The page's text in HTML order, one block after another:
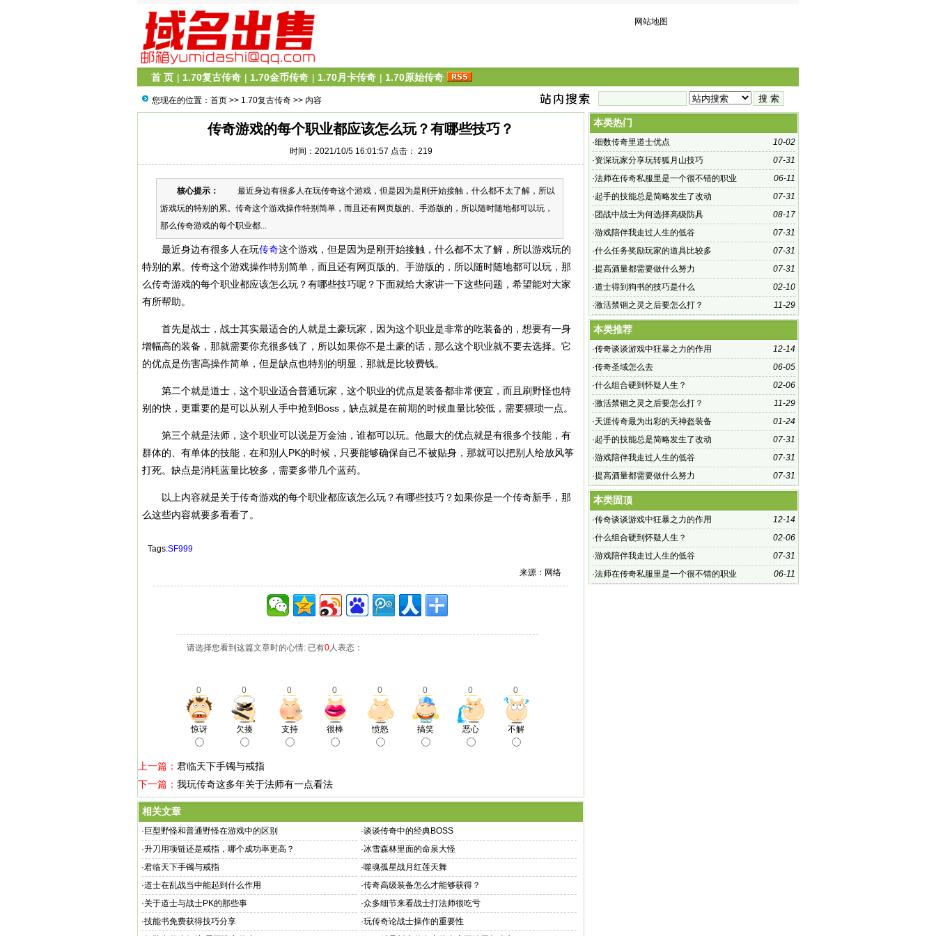
网站地图
首 页 | 1.70复古传奇 | 1.70金币传奇 | 1.70月卡传奇 | 1.70原始传奇
您现在的位置： 首页 >> 1.70复古传奇 >> 内容
传奇游戏的每个职业都应该怎么玩？有哪些技巧？
时间：2021/10/5 16:01:57 点击： 219
核心提示：
最近身边有很多人在玩传奇这个游戏，但是因为是刚开始接触，什么都不太了解，所以
游戏玩的特别的累。传奇这个游戏操作特别简单，而且还有网页版的、手游版的，所以随时随地都可以玩，
那么传奇游戏的每个职业都...
最近身边有很多人在玩传奇这个游戏，但是因为是刚开始接触，什么都不太了解，所以游戏玩的
特别的累。传奇这个游戏操作特别简单，而且还有网页版的、手游版的，所以随时随地都可以玩，那
么传奇游戏的每个职业都应该怎么玩？有哪些技巧呢？下面就给大家讲一下这些问题，希望能对大家
有所帮助。
首先是战士，战士其实最适合的人就是土豪玩家，因为这个职业是非常的吃装备的，想要有一身
增幅高的装备，那就需要你充很多钱了，所以如果你不是土豪的话，那么这个职业就不要去选择。它
的优点是伤害高操作简单，但是缺点也特别的明显，那就是比较费钱。
第二个就是道士，这个职业适合普通玩家，这个职业的优点是装备都非常便宜，而且刷野怪也特
别的快，更重要的是可以从别人手中抢到Boss，缺点就是在前期的时候血量比较低，需要猥琐一点。
第三个就是法师，这个职业可以说是万金油，谁都可以玩。他最大的优点就是有很多个技能，有
群体的、有单体的技能，在和别人PK的时候，只要能够确保自己不被贴身，那就可以把别人给放风筝
打死。缺点是消耗蓝量比较多，需要多带几个蓝药。
以上内容就是关于传奇游戏的每个职业都应该怎么玩？有哪些技巧？如果你是一个传奇新手，那
么这些内容就要多看看了。
Tags:SF999
来源：网络
请选择您看到这篇文章时的心情: 已有0人表态：
0 0 0 0 0 0 0 0
惊讶 欠揍 支持 很棒 愤怒 搞笑 恶心 不解
上一篇： 君临天下手镯与戒指
下一篇： 我玩传奇这多年关于法师有一点看法
相关文章
· 巨型野怪和普通野怪在游戏中的区别 ·谈谈传奇中的经典BOSS
·升刀用项链还是戒指，哪个成功率更高？ ·冰雪森林里面的命泉大怪
·君临天下手镯与戒指 ·噬魂孤星战月红莲天舞
·道士在乱战当中能起到什么作用 ·传奇高级装备怎么才能够获得？
·关于道士与战士PK的那些事 ·众多细节来看战士打法师很吃亏
·技能书免费获得技巧分享 ·玩传奇论战士操作的重要性
本类热门
10-02
·细数传奇里道士优点
07-31
·资深玩家分享玩转狐月山技巧
06-11
·法师在传奇私服里是一个很不错的职业
07-31
·起手的技能总是简略发生了改动
08-17
· 团战中战士为何选择高级防具
07-31
·游戏陪伴我走过人生的低谷
07-31
·什么任务奖励玩家的道具比较多
07-31
·提高酒量都需要做什么努力
02-10
·道士得到狗书的技巧是什么
11-29
·激活禁锢之灵之后要怎么打？
本类推荐
12-14
·传奇谈谈游戏中狂暴之力的作用
06-05
·传奇圣域怎么去
02-06
·什么组合硬到怀疑人生？
11-29
·激活禁锢之灵之后要怎么打？
01-24
·天涯传奇最为出彩的天神盔装备
07-31
·起手的技能总是简略发生了改动
07-31
·游戏陪伴我走过人生的低谷
07-31
·提高酒量都需要做什么努力
本类固顶
12-14
·传奇谈谈游戏中狂暴之力的作用
02-06
·什么组合硬到怀疑人生？
07-31
·游戏陪伴我走过人生的低谷
06-11
·法师在传奇私服里是一个很不错的职业